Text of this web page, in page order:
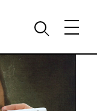
SØKMENY